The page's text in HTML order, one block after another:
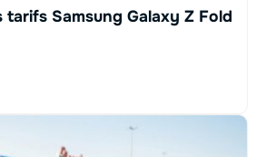
tarifs Samsung Galaxy Z Fold